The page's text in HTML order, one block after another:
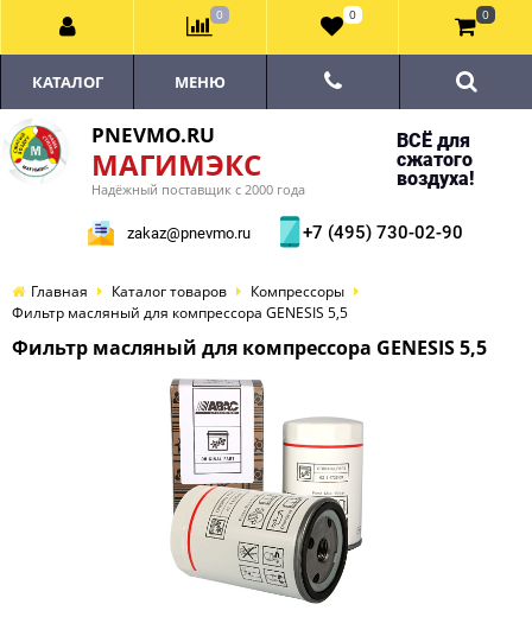
PNEVMO.RU
МАГИМЭКС
Надёжный поставщик с 2000 года
ВСЁ для
сжатого
воздуха!
zakaz@pnevmo.ru +7 (495) 730-02-90
КАТАЛОГ МЕНЮ
Главная Каталог товаров
Компрессоры
Фильтр масляный для компрессора GENESIS 5,5
Фильтр масляный для компрессора GENESIS 5,5
0 0 0